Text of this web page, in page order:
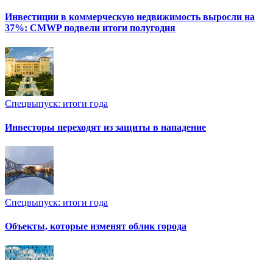
Инвестиции в коммерческую недвижимость выросли на
37%: CMWP подвели итоги полугодия
Спецвыпуск: итоги года
Инвесторы переходят из защиты в нападение
Спецвыпуск: итоги года
Объекты, которые изменят облик города